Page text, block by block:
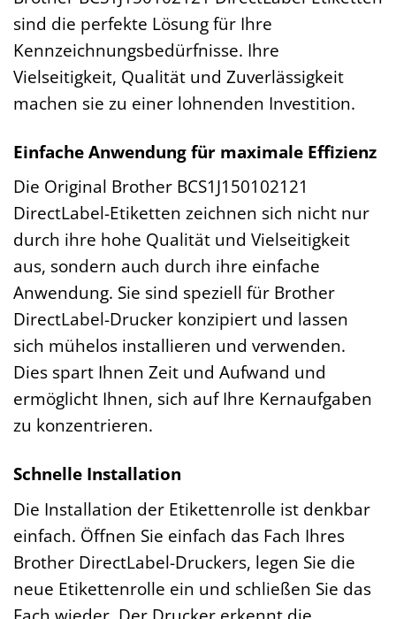
sind die perfekte Lösung für Ihre
Kennzeichnungsbedürfnisse. Ihre
Vielseitigkeit, Qualität und Zuverlässigkeit
machen sie zu einer lohnenden Investition.
Einfache Anwendung für maximale Effizienz
Die Original Brother BCS1J150102121
DirectLabel-Etiketten zeichnen sich nicht nur
durch ihre hohe Qualität und Vielseitigkeit
aus, sondern auch durch ihre einfache
Anwendung. Sie sind speziell für Brother
DirectLabel-Drucker konzipiert und lassen
sich mühelos installieren und verwenden.
Dies spart Ihnen Zeit und Aufwand und
ermöglicht Ihnen, sich auf Ihre Kernaufgaben
zu konzentrieren.
Schnelle Installation
Die Installation der Etikettenrolle ist denkbar
einfach. Öffnen Sie einfach das Fach Ihres
Brother DirectLabel-Druckers, legen Sie die
neue Etikettenrolle ein und schließen Sie das